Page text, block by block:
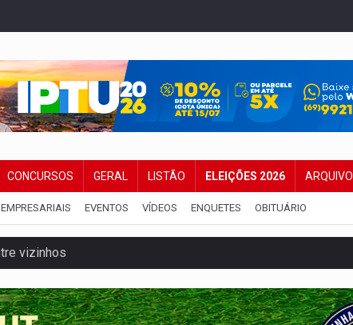
CONCURSOS GERAL LISTÃO ELEIÇÕES 2026 ARQUIVO
EVENTOS VÍDEOS ENQUETES OBITUÁRIO
vizinhos
e drogas após crime de tortur@